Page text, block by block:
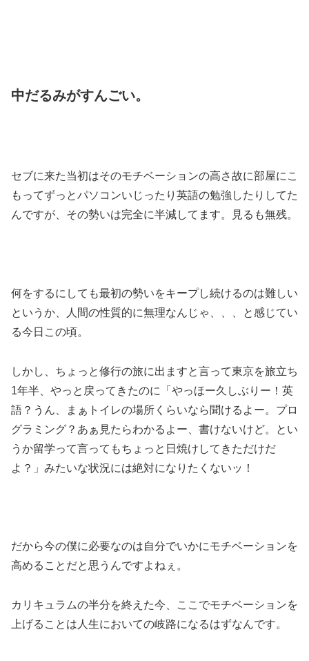
中だるみがすんごい。
セブに来た当初はそのモチベーションの高さ故に部屋にこ
もってずっとパソコンいじったり英語の勉強したりしてた
んですが、その勢いは完全に半減してます。見るも無残。
何をするにしても最初の勢いをキープし続けるのは難しい
というか、人間の性質的に無理なんじゃ、、、と感じてい
る今日この頃。
しかし、ちょっと修行の旅に出ますと言って東京を旅立ち
1年半、やっと戻ってきたのに「やっほー久しぶりー！英
語？うん、まぁトイレの場所くらいなら聞けるよー。プロ
グラミング？あぁ見たらわかるよー、書けないけど。とい
うか留学って言ってもちょっと日焼けしてきただけだ
よ？」みたいな状況には絶対になりたくないッ！
だから今の僕に必要なのは自分でいかにモチベーションを
高めることだと思うんですよねぇ。
カリキュラムの半分を終えた今、ここでモチベーションを
上げることは人生においての岐路になるはずなんです。